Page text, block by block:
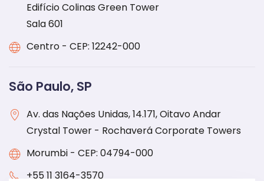
Edifício Colinas Green Tower
Sala 601
Centro - CEP: 12242-000
São Paulo, SP
Av. das Nações Unidas, 14.171, Oitavo Andar
Crystal Tower - Rochaverá Corporate Towers
Morumbi - CEP: 04794-000
+55 11 3164-3570